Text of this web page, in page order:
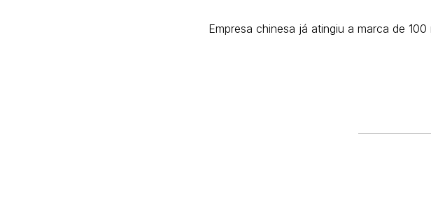
Empresa chinesa já atingiu a marca de